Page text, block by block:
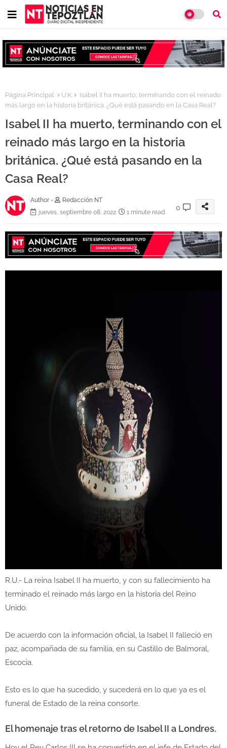
Página Principal U.K.
Isabel II ha muerto, terminando con el reinado
más largo en la historia británica. ¿Qué está pasando en la Casa Real?
Isabel II ha muerto, terminando con el
reinado más largo en la historia
británica. ¿Qué está pasando en la
Casa Real?
Author -
Redacción NT
jueves, septiembre 08, 2022
1 minute read
0
R.U.- La reina Isabel II ha muerto, y con su fallecimiento ha
terminado el reinado más largo en la historia del Reino
Unido.
De acuerdo con la información oficial, la Isabel II falleció en
paz, acompañada de su familia, en su Castillo de Balmoral,
Escocia.
Esto es lo que ha sucedido, y sucederá en lo que ya es el
funeral de Estado de la reina consorte.
El homenaje tras el retorno de Isabel II a Londres.